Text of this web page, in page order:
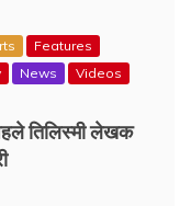
Features
News
Videos
तिलिस्मी लेखक